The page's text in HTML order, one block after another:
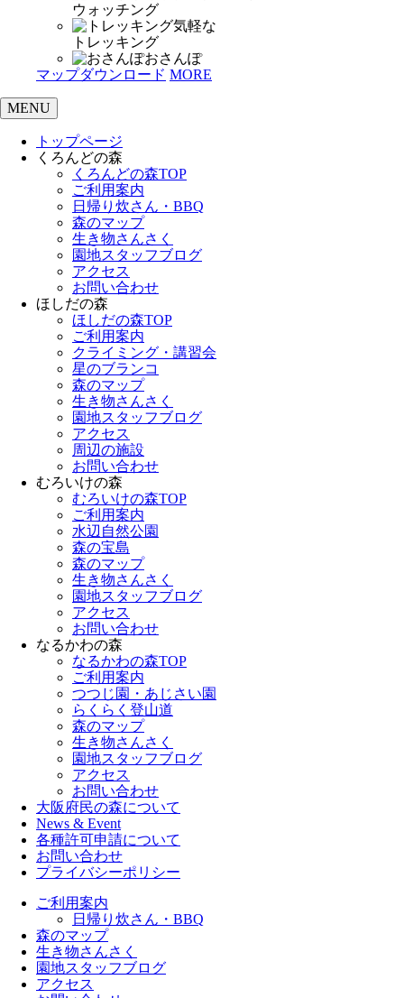
ウォッチング
気軽な
トレッキング
おさんぽ
マップダウンロード MORE
MENU
トップページ
くろんどの森
くろんどの森TOP
ご利用案内
日帰り炊さん・BBQ
森のマップ
生き物さんさく
園地スタッフブログ
アクセス
お問い合わせ
ほしだの森
ほしだの森TOP
ご利用案内
クライミング・講習会
星のブランコ
森のマップ
生き物さんさく
園地スタッフブログ
アクセス
周辺の施設
お問い合わせ
むろいけの森
むろいけの森TOP
ご利用案内
水辺自然公園
森の宝島
森のマップ
生き物さんさく
園地スタッフブログ
アクセス
お問い合わせ
なるかわの森
なるかわの森TOP
ご利用案内
つつじ園・あじさい園
らくらく登山道
森のマップ
生き物さんさく
園地スタッフブログ
アクセス
お問い合わせ
大阪府民の森について
News & Event
各種許可申請について
お問い合わせ
プライバシーポリシー
ご利用案内
日帰り炊さん・BBQ
森のマップ
生き物さんさく
園地スタッフブログ
アクセス